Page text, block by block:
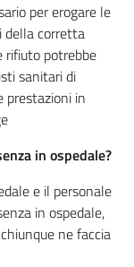
per erogare le
della corretta
rifiuto potrebbe
sanitari di
prestazioni in
in ospedale?
e il personale
in ospedale,
ne faccia